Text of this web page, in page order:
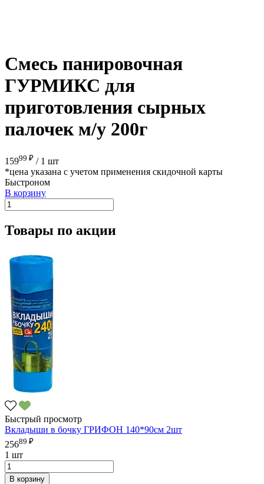
Смесь панировочная
ГУРМИКС для
приготовления сырных
палочек м/у 200г
15999 ₽ / 1 шт
*цена указана с учетом применения скидочной карты
Быстроном
В корзину
Товары по акции
Быстрый просмотр
Вкладыши в бочку ГРИФОН 140*90см 2шт
25689 ₽
1 шт
В корзину